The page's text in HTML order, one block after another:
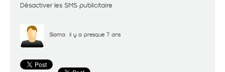
Désactiver les SMS publicitaire
Slama il y a presque 7 ans